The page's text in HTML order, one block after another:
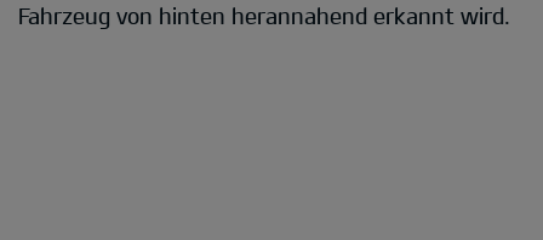
Fahrzeug von hinten herannahend erkannt wird.